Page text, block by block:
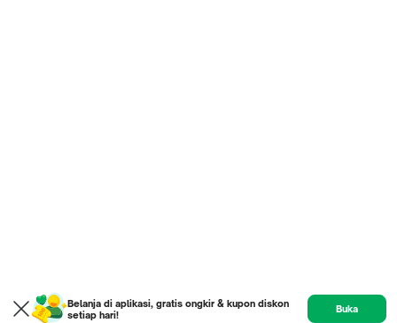
Belanja di aplikasi, gratis ongkir & kupon diskon
setiap hari!
Buka